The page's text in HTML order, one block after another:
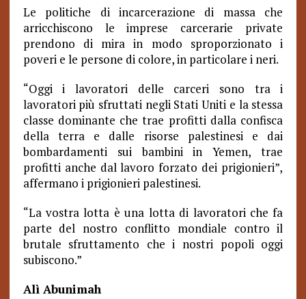
Le politiche di incarcerazione di massa che
arricchiscono le imprese carcerarie private
prendono di mira in modo sproporzionato i
poveri e le persone di colore, in particolare i neri.
“Oggi i lavoratori delle carceri sono tra i
lavoratori più sfruttati negli Stati Uniti e la stessa
classe dominante che trae profitti dalla confisca
della terra e dalle risorse palestinesi e dai
bombardamenti sui bambini in Yemen, trae
profitti anche dal lavoro forzato dei prigionieri”,
affermano i prigionieri palestinesi.
“La vostra lotta è una lotta di lavoratori che fa
parte del nostro conflitto mondiale contro il
brutale sfruttamento che i nostri popoli oggi
subiscono.”
Alì Abunimah